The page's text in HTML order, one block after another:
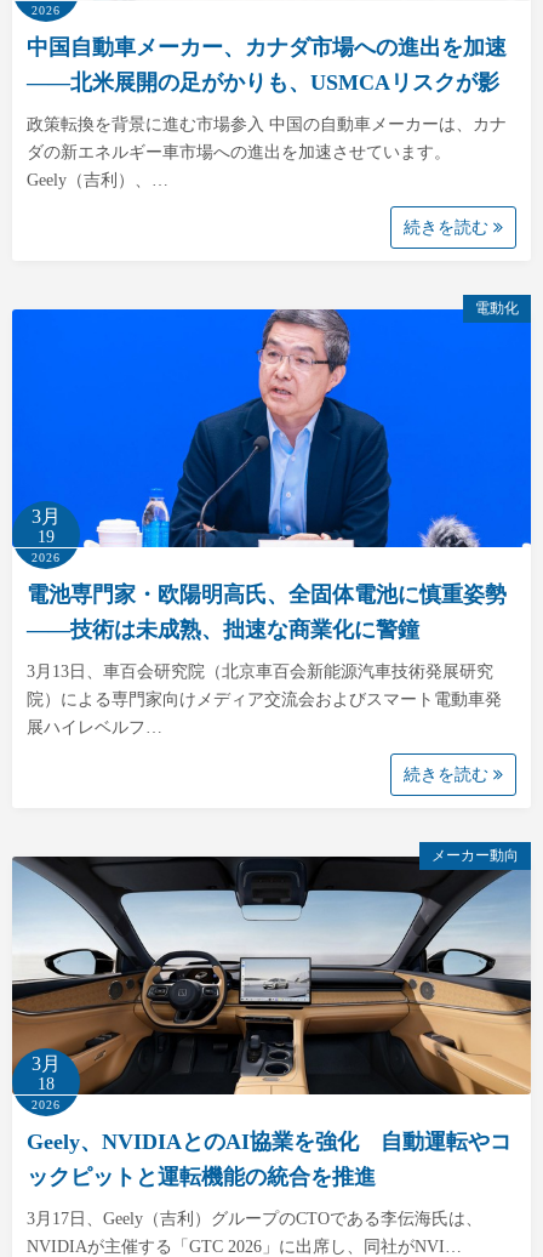
2026
中国自動車メーカー、カナダ市場への進出を加速
――北米展開の足がかりも、USMCAリスクが影
政策転換を背景に進む市場参入 中国の自動車メーカーは、カナ
ダの新エネルギー車市場への進出を加速させています。
Geely（吉利）、…
続きを読む
電動化
3月
19
2026
電池専門家・欧陽明高氏、全固体電池に慎重姿勢
――技術は未成熟、拙速な商業化に警鐘
3月13日、車百会研究院（北京車百会新能源汽車技術発展研究
院）による専門家向けメディア交流会およびスマート電動車発
展ハイレベルフ…
続きを読む
メーカー動向
3月
18
2026
Geely、NVIDIAとのAI協業を強化 自動運転やコ
ックピットと運転機能の統合を推進
3月17日、Geely（吉利）グループのCTOである李伝海氏は、
NVIDIAが主催する「GTC 2026」に出席し、同社がNVI…